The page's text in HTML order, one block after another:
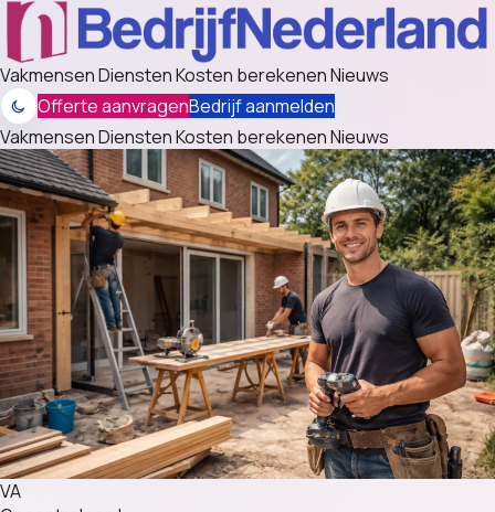
VakmensenDienstenKosten berekenenNieuws
Offerte aanvragenBedrijf aanmelden
VakmensenDienstenKosten berekenenNieuws
VA